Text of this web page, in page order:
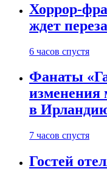
Хоррор-
ждет
6 часов спустя
Фанаты
изменения
в
7 часов спустя
Гостей